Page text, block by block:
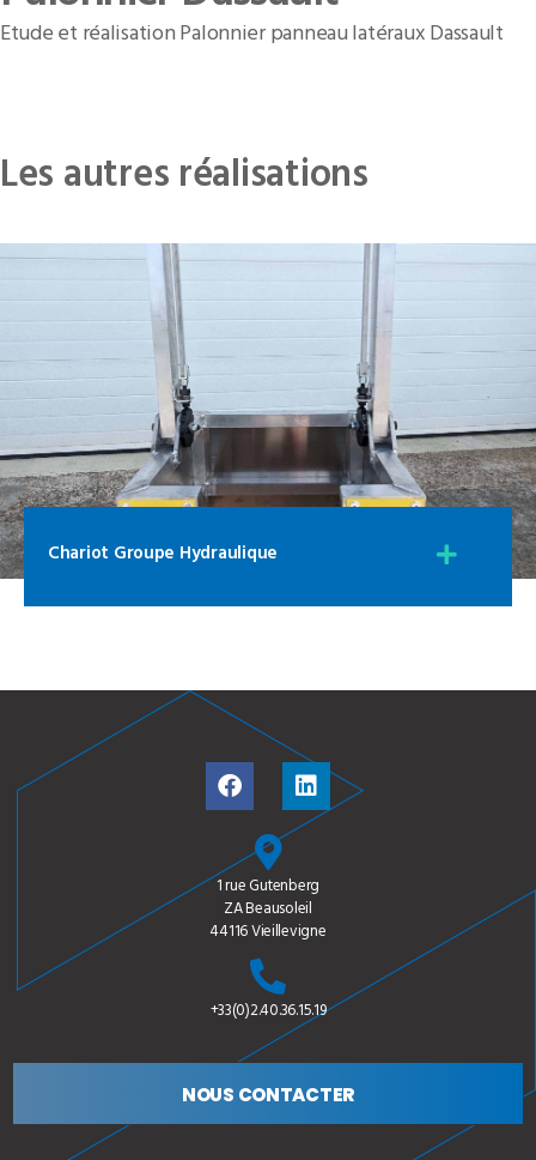
Etude et réalisation Palonnier panneau latéraux Dassault
Les autres réalisations
Chariot Groupe Hydraulique
1 rue Gutenberg
ZA Beausoleil
44116 Vieillevigne
+33(0)2.40.36.15.19
NOUS CONTACTER